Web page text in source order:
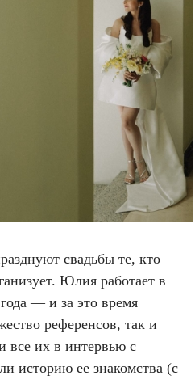
свадьбы те, кто
Юлия работает в
— и за это время
референсов, так и
все их в интервью с
историю ее знакомства (с